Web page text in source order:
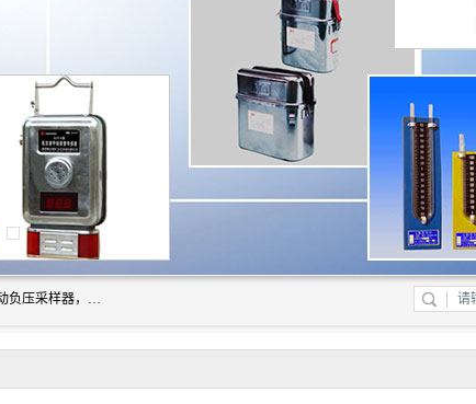
山东振达工矿设备有限公司是集科研开发、生产加工、电子商务为一体的技术型企业,公司主营:气体自动负压采样器，矿灯,光干涉甲烷测定器及其校验仪,甲烷报警仪及其校验装置,甲烷传感器校验装置,粉尘校验装置,煤尘爆炸校验装置,高压水表,三点测径规,圆型规,钢规磨耗仪,第四种检查器,内距尺,轮径尺,样板等铁路配件仪表,矿用设备等产品.